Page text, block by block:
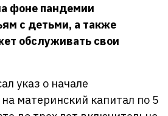
фоне пандемии
с детьми, а также
обслуживать свои
указ о начале
материнский капитал по 5